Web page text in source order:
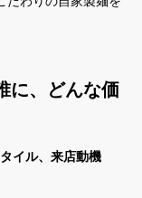
に、どんな価
イル、来店動機